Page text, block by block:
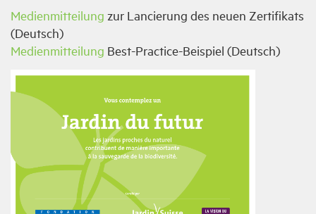
Medienmitteilung zur Lancierung des neuen Zertifikats
(Deutsch)
Medienmitteilung Best-Practice-Beispiel (Deutsch)